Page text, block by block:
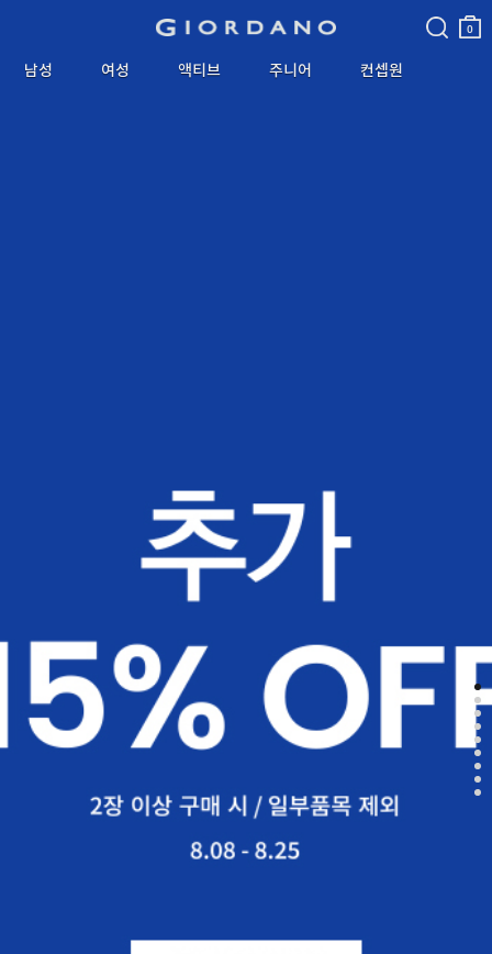
구니
0
남성 여성 액티브 주니어 컨셉원